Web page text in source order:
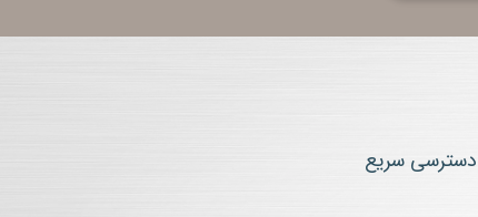
دسترسی سریع